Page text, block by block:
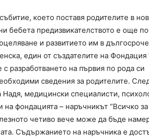
което поставя родителите в
бебета предизвикателството е още
и развитието им в
един от създателите на Фондация
разработването на първия по рода си
сведения за родителите.
Надя, медицински специалисти,
фондацията – наръчникът “Всичко
четиво вече може да бъде
Съдържанието на наръчника е